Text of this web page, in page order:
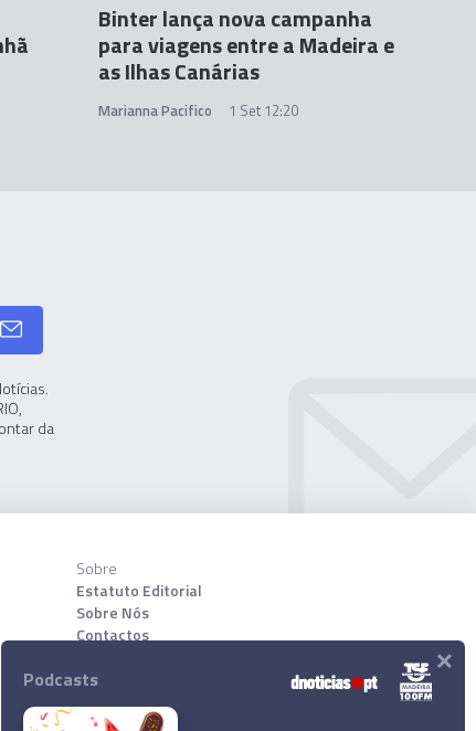
Binter lança nova campanha
para viagens entre a Madeira e
as Ilhas Canárias
Marianna Pacifico 1 Set 12:20
da
Sobre
Estatuto Editorial
Sobre Nós
Contactos
Download App
Podcasts ×